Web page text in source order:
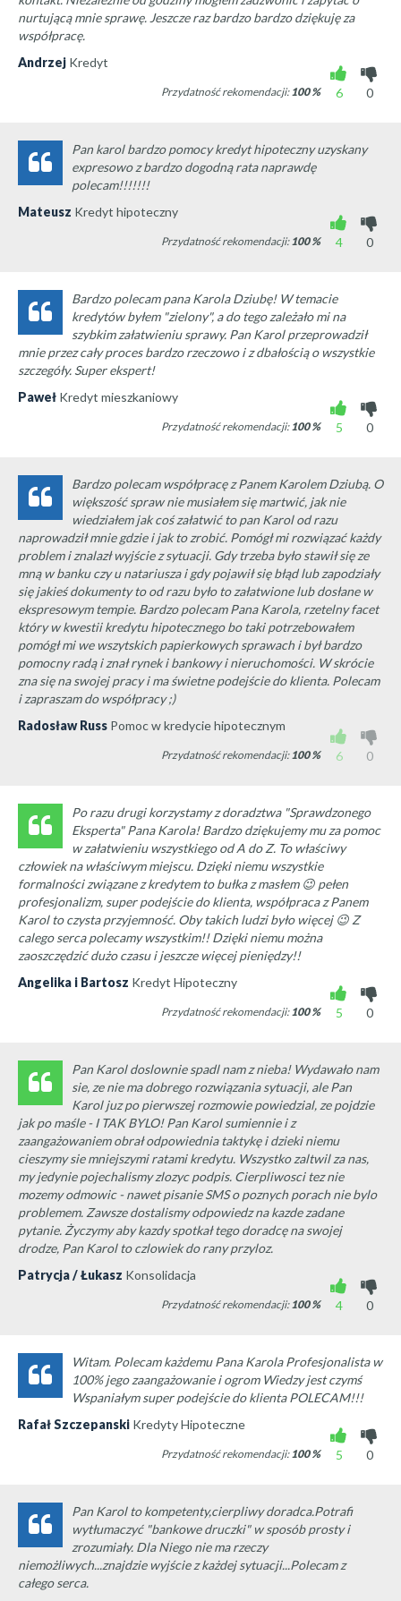
nurtującą mnie sprawę. Jeszcze raz bardzo bardzo dziękuję za
współpracę.
Andrzej Kredyt
6
0
Przydatność rekomendacji:100%
Pan karol bardzo pomocy kredyt hipoteczny uzyskany
expresowo z bardzo dogodną rata naprawdę
polecam!!!!!!!
Mateusz Kredyt hipoteczny
4
0
Przydatność rekomendacji:100%
Bardzo polecam pana Karola Dziubę! W temacie
kredytów byłem "zielony", a do tego zależało mi na
szybkim załatwieniu sprawy. Pan Karol przeprowadził
mnie przez cały proces bardzo rzeczowo i z dbałością o wszystkie
szczegóły. Super ekspert!
Paweł Kredyt mieszkaniowy
5
0
Przydatność rekomendacji:100%
Bardzo polecam współpracę z Panem Karolem Dziubą. O
większość spraw nie musiałem się martwić, jak nie
wiedziałem jak coś załatwić to pan Karol od razu
naprowadził mnie gdzie i jak to zrobić. Pomógł mi rozwiązać każdy
problem i znalazł wyjście z sytuacji. Gdy trzeba było stawił się ze
mną w banku czy u natariusza i gdy pojawił się błąd lub zapodziały
się jakieś dokumenty to od razu było to załatwione lub dosłane w
ekspresowym tempie. Bardzo polecam Pana Karola, rzetelny facet
który w kwestii kredytu hipotecznego bo taki potrzebowałem
pomógł mi we wszytskich papierkowych sprawach i był bardzo
pomocny radą i znał rynek i bankowy i nieruchomości. W skrócie
zna się na swojej pracy i ma świetne podejście do klienta. Polecam
i zapraszam do współpracy ;)
Radosław Russ Pomoc w kredycie hipotecznym
6
0
Przydatność rekomendacji:100%
Po razu drugi korzystamy z doradztwa "Sprawdzonego
Eksperta" Pana Karola! Bardzo dziękujemy mu za pomoc
w załatwieniu wszystkiego od A do Z. To właściwy
człowiek na właściwym miejscu. Dzięki niemu wszystkie
formalności związane z kredytem to bułka z masłem 😉 pełen
profesjonalizm, super podejście do klienta, współpraca z Panem
Karol to czysta przyjemność. Oby takich ludzi było więcej 😉 Z
calego serca polecamy wszystkim!! Dzięki niemu można
zaoszczędzić dużo czasu i jeszcze więcej pieniędzy!!
Angelika i Bartosz Kredyt Hipoteczny
5
0
Przydatność rekomendacji:100%
Pan Karol doslownie spadl nam z nieba! Wydawało nam
sie, ze nie ma dobrego rozwiązania sytuacji, ale Pan
Karol juz po pierwszej rozmowie powiedzial, ze pojdzie
jak po maśle - I TAK BYLO! Pan Karol sumiennie i z
zaangażowaniem obrał odpowiednia taktykę i dzieki niemu
cieszymy sie mniejszymi ratami kredytu. Wszystko zaltwil za nas,
my jedynie pojechalismy zlozyc podpis. Cierpliwosci tez nie
mozemy odmowic - nawet pisanie SMS o poznych porach nie bylo
problemem. Zawsze dostalismy odpowiedz na kazde zadane
pytanie. Życzymy aby kazdy spotkał tego doradcę na swojej
drodze, Pan Karol to czlowiek do rany przyloz.
Patrycja / Łukasz Konsolidacja
4
0
Przydatność rekomendacji:100%
Witam. Polecam każdemu Pana Karola Profesjonalista w
100% jego zaangażowanie i ogrom Wiedzy jest czymś
Wspaniałym super podejście do klienta POLECAM!!!
Rafał Szczepanski Kredyty Hipoteczne
5
0
Przydatność rekomendacji:100%
Pan Karol to kompetenty,cierpliwy doradca.Potrafi
wytłumaczyć "bankowe druczki" w sposób prosty i
zrozumiały. Dla Niego nie ma rzeczy
niemożliwych...znajdzie wyjście z każdej sytuacji...Polecam z
całego serca.